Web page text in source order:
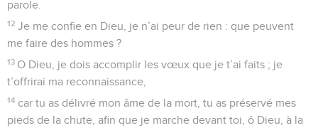
parole.
12 Je me confie en Dieu, je n’ai peur de rien : que peuvent
me faire des hommes ?
13 O Dieu, je dois accomplir les vœux que je t’ai faits ; je
t’offrirai ma reconnaissance,
14 car tu as délivré mon âme de la mort, tu as préservé mes
pieds de la chute, afin que je marche devant toi, ô Dieu, à la